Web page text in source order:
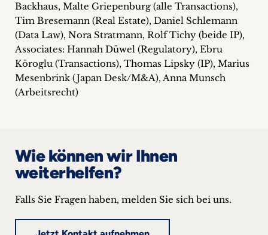
Backhaus, Malte Griepenburg (alle Transactions),
Tim Bresemann (Real Estate), Daniel Schlemann
(Data Law), Nora Stratmann, Rolf Tichy (beide IP),
Associates: Hannah Düwel (Regulatory), Ebru
Köroglu (Transactions), Thomas Lipsky (IP), Marius
Mesenbrink (Japan Desk/M&A), Anna Munsch
(Arbeitsrecht)
Wie können wir Ihnen
weiterhelfen?
Falls Sie Fragen haben, melden Sie sich bei uns.